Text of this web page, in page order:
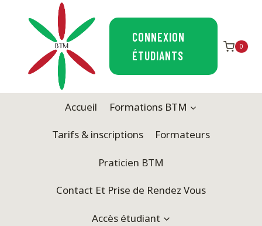
CONNEXION
ÉTUDIANTS
0
Accueil Formations BTM
Tarifs & inscriptions Formateurs
Praticien BTM
Contact Et Prise de Rendez Vous
Accès étudiant